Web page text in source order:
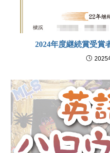
2024年度継続賞受賞
2025